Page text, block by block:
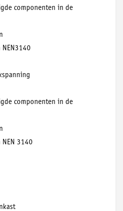
componenten in de
componenten in de
3140